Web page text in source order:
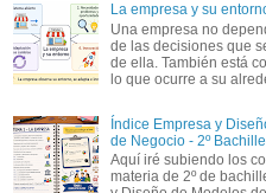
La empresa y su
Una empresa no
de las decisiones que
de ella. También está
lo que ocurre a su
Índice Empresa y
de Negocio - 2º
Aquí iré subiendo los
materia de 2º de